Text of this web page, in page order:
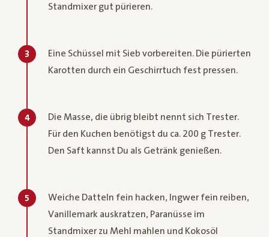
Standmixer gut pürieren.
3
Eine Schüssel mit Sieb vorbereiten. Die pürierten
Karotten durch ein Geschirrtuch fest pressen.
4
Die Masse, die übrig bleibt nennt sich Trester.
Für den Kuchen benötigst du ca. 200 g Trester.
Den Saft kannst Du als Getränk genießen.
5
Weiche Datteln fein hacken, Ingwer fein reiben,
Vanillemark auskratzen, Paranüsse im
Standmixer zu Mehl mahlen und Kokosöl